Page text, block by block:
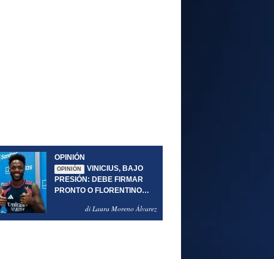
OPINIÓN
OPINIÓN
VINICIUS, BAJO
PRESIÓN: DEBE FIRMAR
PRONTO O FLORENTINO
di Laura Moreno Álvarez